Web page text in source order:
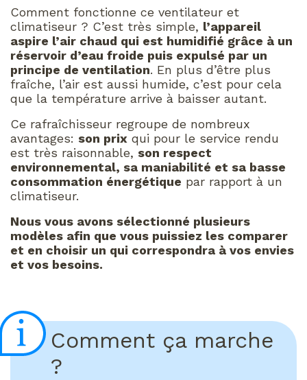
Comment fonctionne ce ventilateur et
climatiseur ? C’est très simple, l’appareil
aspire l’air chaud qui est humidifié grâce à un
réservoir d’eau froide puis expulsé par un
principe de ventilation. En plus d’être plus
fraîche, l’air est aussi humide, c’est pour cela
que la température arrive à baisser autant.
Ce rafraîchisseur regroupe de nombreux
avantages: son prix qui pour le service rendu
est très raisonnable, son respect
environnemental, sa maniabilité et sa basse
consommation énergétique par rapport à un
climatiseur.
Nous vous avons sélectionné plusieurs
modèles afin que vous puissiez les comparer
et en choisir un qui correspondra à vos envies
et vos besoins.
Comment ça marche
?